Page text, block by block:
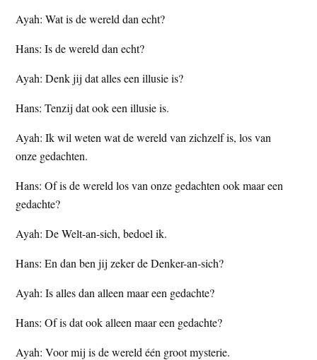
Ayah: Wat is de wereld dan echt?
Hans: Is de wereld dan echt?
Ayah: Denk jij dat alles een illusie is?
Hans: Tenzij dat ook een illusie is.
Ayah: Ik wil weten wat de wereld van zichzelf is, los van
onze gedachten.
Hans: Of is de wereld los van onze gedachten ook maar een
gedachte?
Ayah: De Welt-an-sich, bedoel ik.
Hans: En dan ben jij zeker de Denker-an-sich?
Ayah: Is alles dan alleen maar een gedachte?
Hans: Of is dat ook alleen maar een gedachte?
Ayah: Voor mij is de wereld één groot mysterie.